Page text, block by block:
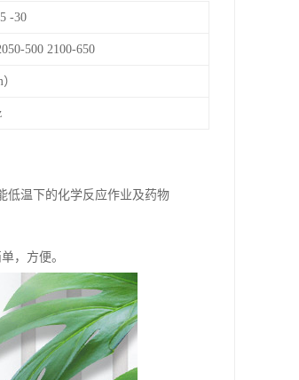
-30
500 2100-650
低温下的化学反应作业及药物
，方便。